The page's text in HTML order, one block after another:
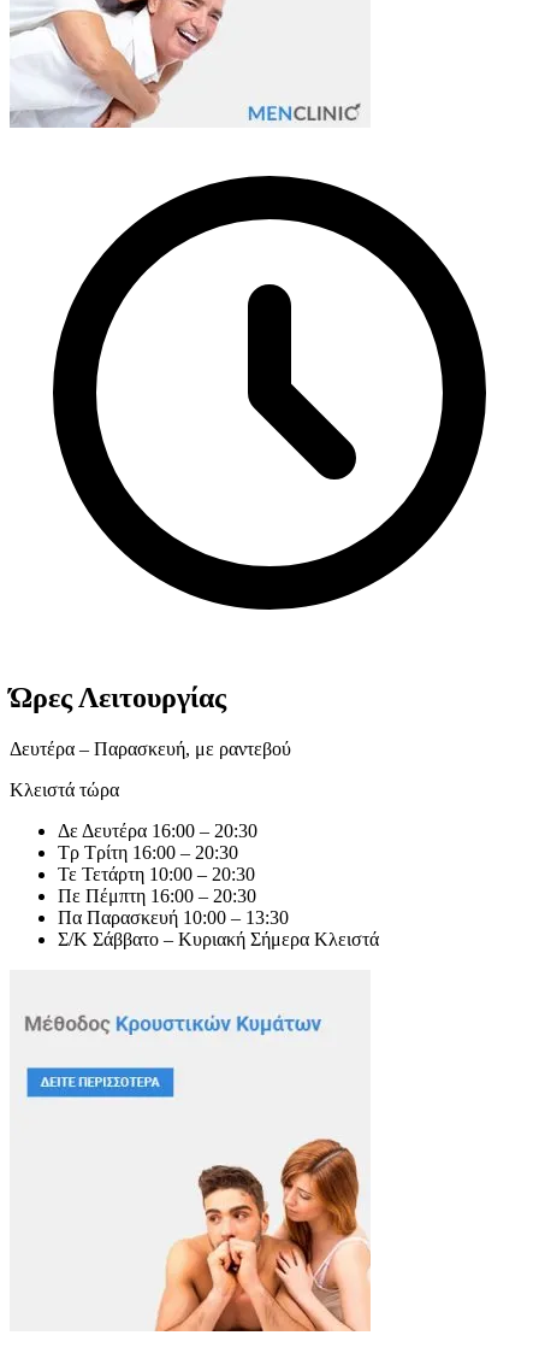
Ώρες Λειτουργίας
Δευτέρα – Παρασκευή, με ραντεβού
Κλειστά τώρα
Δε Δευτέρα 16:00 – 20:30
Τρ Τρίτη 16:00 – 20:30
Τε Τετάρτη 10:00 – 20:30
Πε Πέμπτη 16:00 – 20:30
Πα Παρασκευή 10:00 – 13:30
Σ/Κ Σάββατο – Κυριακή Σήμερα Κλειστά